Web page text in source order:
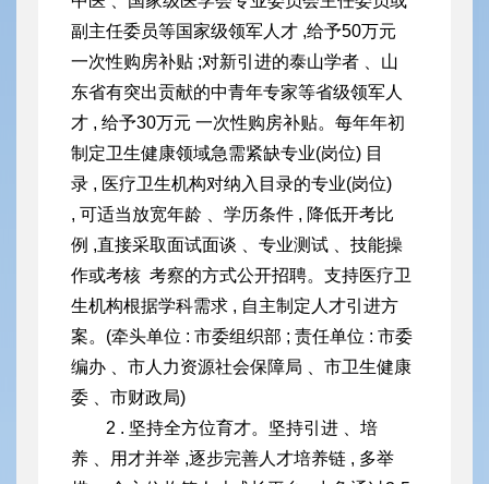
副主任委员等国家级领军人才 ,给予50万元
一次性购房补贴 ;对新引进的泰山学者 、山
东省有突出贡献的中青年专家等省级领军人
才 , 给予30万元 一次性购房补贴。每年年初
制定卫生健康领域急需紧缺专业(岗位) 目
录 , 医疗卫生机构对纳入目录的专业(岗位)
, 可适当放宽年龄 、学历条件 , 降低开考比
例 ,直接采取面试面谈 、专业测试 、技能操
作或考核 考察的方式公开招聘。支持医疗卫
生机构根据学科需求 , 自主制定人才引进方
案。(牵头单位 : 市委组织部 ; 责任单位 : 市委
编办 、 市人力资源社会保障局 、市卫生健康
委 、市财政局)
2 . 坚持全方位育才。坚持引进 、培
养 、用才并举 ,逐步完善人 才培养链 , 多举